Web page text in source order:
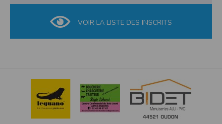
VOIR LA LISTE DES INSCRITS